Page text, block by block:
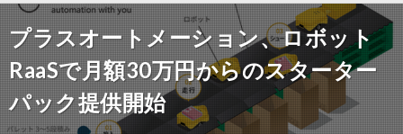
プラスオートメーション、ロボット
RaaSで月額30万円からのスターター
パック提供開始